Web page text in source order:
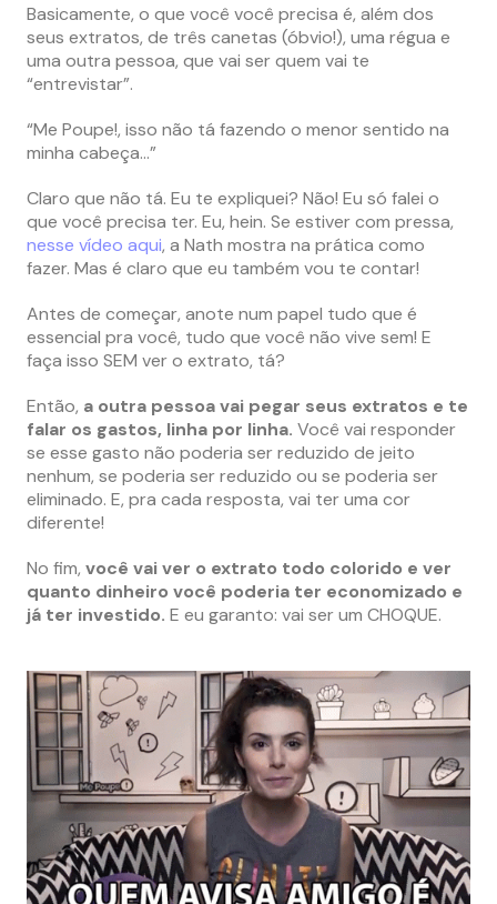
Basicamente, o que você você precisa é, além dos
seus extratos, de três canetas (óbvio!), uma régua e
uma outra pessoa, que vai ser quem vai te
“entrevistar”.
“Me Poupe!, isso não tá fazendo o menor sentido na
minha cabeça…”
Claro que não tá. Eu te expliquei? Não! Eu só falei o
que você precisa ter. Eu, hein. Se estiver com pressa,
nesse vídeo aqui, a Nath mostra na prática como
fazer. Mas é claro que eu também vou te contar!
Antes de começar, anote num papel tudo que é
essencial pra você, tudo que você não vive sem! E
faça isso SEM ver o extrato, tá?
Então, a outra pessoa vai pegar seus extratos e te
falar os gastos, linha por linha. Você vai responder
se esse gasto não poderia ser reduzido de jeito
nenhum, se poderia ser reduzido ou se poderia ser
eliminado. E, pra cada resposta, vai ter uma cor
diferente!
No fim, você vai ver o extrato todo colorido e ver
quanto dinheiro você poderia ter economizado e
já ter investido. E eu garanto: vai ser um CHOQUE.